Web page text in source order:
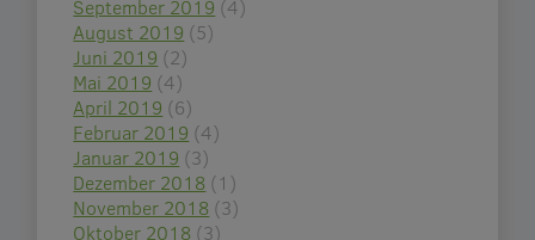
September 2019 (4)
August 2019 (5)
Juni 2019 (2)
Mai 2019 (4)
April 2019 (6)
Februar 2019 (4)
Januar 2019 (3)
Dezember 2018 (1)
November 2018 (3)
Oktober 2018 (3)